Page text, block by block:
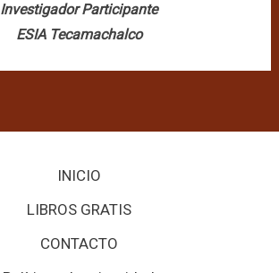
Investigador Participante
ESIA Tecamachalco
INICIO
LIBROS GRATIS
CONTACTO